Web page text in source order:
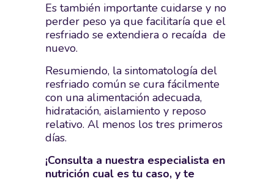
Es también importante cuidarse y no
perder peso ya que facilitaría que el
resfriado se extendiera o recaída de
nuevo.
Resumiendo, la sintomatología del
resfriado común se cura fácilmente
con una alimentación adecuada,
hidratación, aislamiento y reposo
relativo. Al menos los tres primeros
días.
¡Consulta a nuestra especialista en
nutrición cual es tu caso, y te